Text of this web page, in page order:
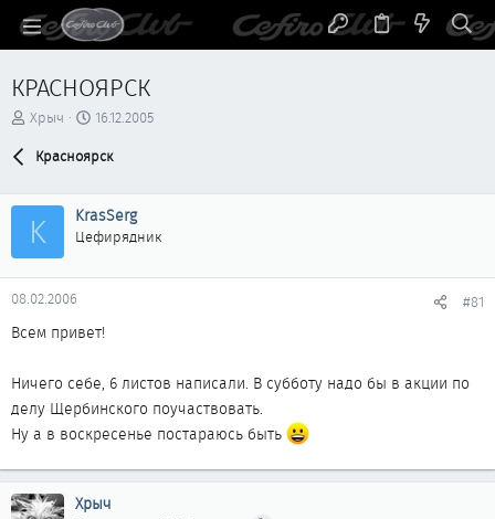
КРАСНОЯРСК
А
т
е
м
ы
Хрыч
Д
т
а
ч
л
16.12.2005
Красноярск
K KrasSerg
Цефирядник
08.02.2006 #81
Всем привет!
Ничего себе, 6 листов написали. В субботу надо бы в акции по
делу Щербинского поучаствовать.
Ну а в воскресенье постараюсь быть
Хрыч